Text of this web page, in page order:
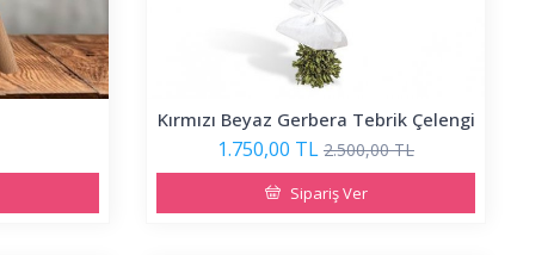
Kırmızı Beyaz Gerbera Tebrik Çelengi
1.750,00 TL 2.500,00 TL
Sipariş Ver